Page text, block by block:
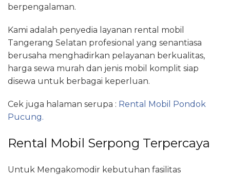
berpengalaman.
Kami adalah penyedia layanan rental mobil
Tangerang Selatan profesional yang senantiasa
berusaha menghadirkan pelayanan berkualitas,
harga sewa murah dan jenis mobil komplit siap
disewa untuk berbagai keperluan.
Cek juga halaman serupa : Rental Mobil Pondok
Pucung.
Rental Mobil Serpong Terpercaya
Untuk Mengakomodir kebutuhan fasilitas